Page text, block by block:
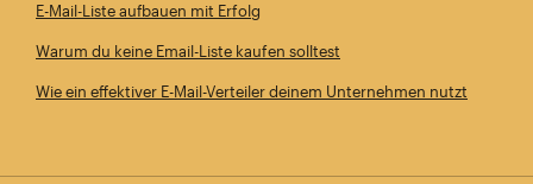
E-Mail-Liste aufbauen mit Erfolg
Warum du keine Email-Liste kaufen solltest
Wie ein effektiver E-Mail-Verteiler deinem Unternehmen nutzt